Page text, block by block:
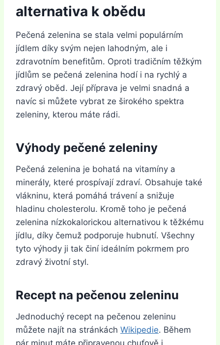
alternativa k obědu
Pečená zelenina se stala velmi populárním
jídlem díky svým nejen lahodným, ale i
zdravotním benefitům. Oproti tradičním těžkým
jídlům se pečená zelenina hodí i na rychlý a
zdravý oběd. Její příprava je velmi snadná a
navíc si můžete vybrat ze širokého spektra
zeleniny, kterou máte rádi.
Výhody pečené zeleniny
Pečená zelenina je bohatá na vitamíny a
minerály, které prospívají zdraví. Obsahuje také
vlákninu, která pomáhá trávení a snižuje
hladinu cholesterolu. Kromě toho je pečená
zelenina nízkokalorickou alternativou k těžkému
jídlu, díky čemuž podporuje hubnutí. Všechny
tyto výhody ji tak činí ideálním pokrmem pro
zdravý životní styl.
Recept na pečenou zeleninu
Jednoduchý recept na pečenou zeleninu
můžete najít na stránkách Wikipedie. Během